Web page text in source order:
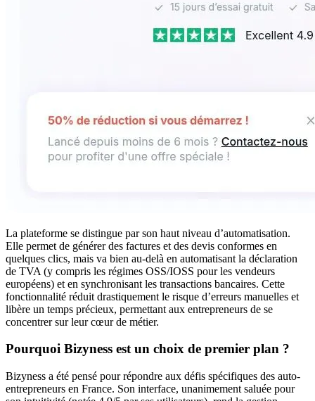
La plateforme se distingue par son haut niveau d’automatisation.
Elle permet de générer des factures et des devis conformes en
quelques clics, mais va bien au-delà en automatisant la déclaration
de TVA (y compris les régimes OSS/IOSS pour les vendeurs
européens) et en synchronisant les transactions bancaires. Cette
fonctionnalité réduit drastiquement le risque d’erreurs manuelles et
libère un temps précieux, permettant aux entrepreneurs de se
concentrer sur leur cœur de métier.
Pourquoi Bizyness est un choix de premier plan ?
Bizyness a été pensé pour répondre aux défis spécifiques des auto-
entrepreneurs en France. Son interface, unanimement saluée pour